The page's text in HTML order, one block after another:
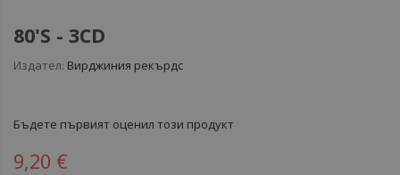
80'S - 3CD
Издател: Вирджиния рекърдс
Бъдете първият оценил този продукт
9,20 €